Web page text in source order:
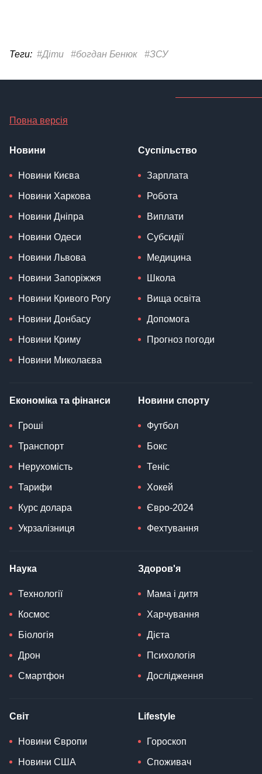
Теги: #Діти #богдан Бенюк #ЗСУ
Повна версія
Новини
Новини Києва
Новини Харкова
Новини Дніпра
Новини Одеси
Новини Львова
Новини Запоріжжя
Новини Кривого Рогу
Новини Донбасу
Новини Криму
Новини Миколаєва
Суспільство
Зарплата
Робота
Виплати
Субсидії
Медицина
Школа
Вища освіта
Допомога
Прогноз погоди
Економіка та фінанси
Гроші
Транспорт
Нерухомість
Тарифи
Курс долара
Укрзалізниця
Новини спорту
Футбол
Бокс
Теніс
Хокей
Євро-2024
Фехтування
Наука
Технології
Космос
Біологія
Дрон
Смартфон
Здоров'я
Мама і дитя
Харчування
Дієта
Психологія
Дослідження
Світ
Новини Європи
Новини США
Lifestyle
Гороскоп
Споживач